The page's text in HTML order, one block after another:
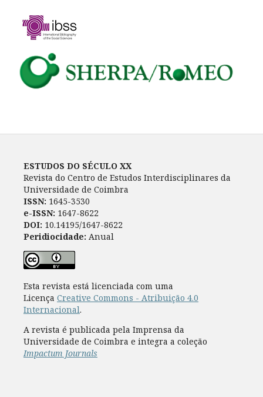
ESTUDOS DO SÉCULO XX
Revista do Centro de Estudos Interdisciplinares da
Universidade de Coimbra
ISSN: 1645-3530
e-ISSN: 1647-8622
DOI: 10.14195/1647-8622
Peridiocidade: Anual
Esta revista está licenciada com uma
Licença Creative Commons - Atribuição 4.0
Internacional.
A revista é publicada pela Imprensa da
Universidade de Coimbra e integra a coleção
Impactum Journals